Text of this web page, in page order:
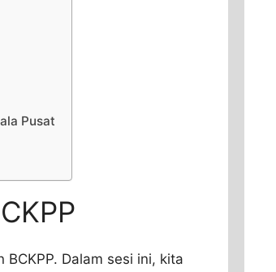
Pusat
Dalam sesi ini, kita